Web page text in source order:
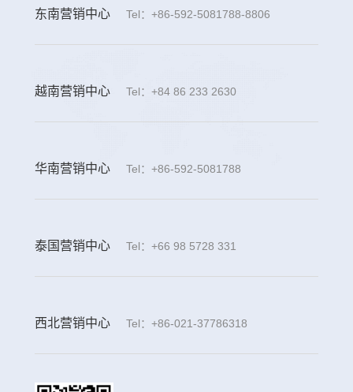
东南营销中心 Tel：+86-592-5081788-8806
越南营销中心 Tel：+84 86 233 2630
华南营销中心 Tel：+86-592-5081788
泰国营销中心 Tel：+66 98 5728 331
西北营销中心 Tel：+86-021-37786318